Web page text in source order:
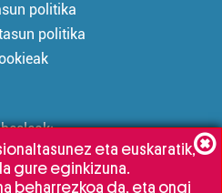
politika
politika
eta euskaratik,
gure eginkizuna.
beharrezkoa da, eta ongi